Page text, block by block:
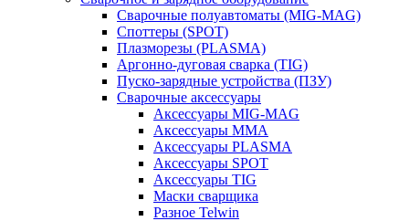
Сварочные полуавтоматы (MIG-MAG)
Споттеры (SPOT)
Плазморезы (PLASMA)
Аргонно-дуговая сварка (TIG)
Пуско-зарядные устройства (ПЗУ)
Сварочные аксессуары
Аксессуары MIG-MAG
Аксессуары MMA
Аксессуары PLASMA
Аксессуары SPOT
Аксессуары TIG
Маски сварщика
Разное Telwin